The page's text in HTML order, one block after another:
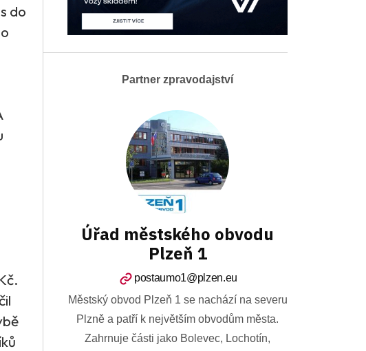
do
Partner zpravodajství
Úřad městského obvodu
Plzeň 1
postaumo1@plzen.eu
Městský obvod Plzeň 1 se nachází na severu
Plzně a patří k největším obvodům města.
Zahrnuje části jako Bolevec, Lochotín,